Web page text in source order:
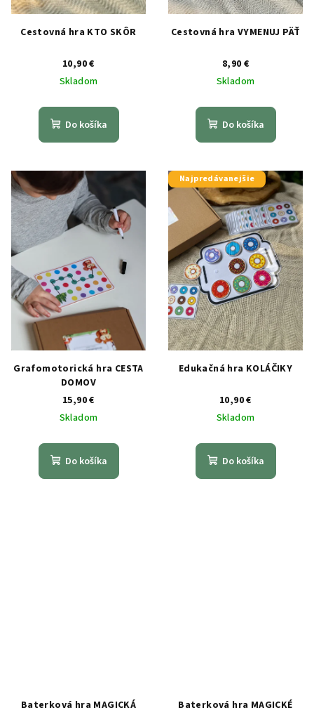
u
Cestovná hra KTO SKÔR
10,90 €
Skladom
Do košíka
Cestovná hra VYMENUJ PÄŤ
8,90 €
Skladom
Do košíka
Grafomotorická hra CESTA
DOMOV
15,90 €
Skladom
Do košíka
Najpredávanejšie
Edukačná hra KOLÁČIKY
10,90 €
Skladom
Do košíka
Baterková hra MAGICKÁ
Baterková hra MAGICKÉ